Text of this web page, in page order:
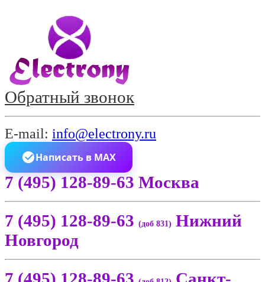
Обратный звонок
E-mail: info@electrony.ru
Написать в MAX
7 (495) 128-89-63 Москва
7 (495) 128-89-63 (доб 831) Нижний
Новгород